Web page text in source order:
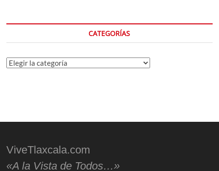
CATEGORÍAS
Categorías
ViveTlaxcala.com
«A la Vista de Todos…»